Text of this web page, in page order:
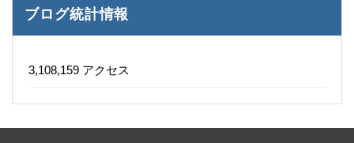
ブログ統計情報
3,108,159 アクセス